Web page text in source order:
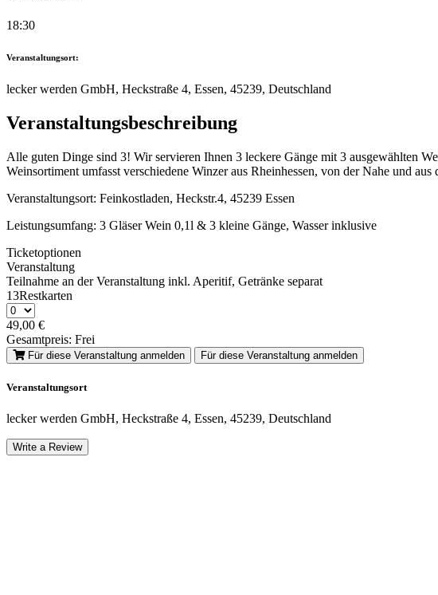
18:30
Veranstaltungsort:
lecker werden GmbH, Heckstraße 4, Essen, 45239, Deutschland
Veranstaltungsbeschreibung
Alle guten Dinge sind 3! Wir servieren Ihnen 3 leckere Gänge mit 3 ausgewählten
Weinsortiment umfasst verschiedene Winzer aus Rheinhessen, von der Nahe und aus
Veranstaltungsort: Feinkostladen, Heckstr.4, 45239 Essen
Leistungsumfang: 3 Gläser Wein 0,1l & 3 kleine Gänge, Wasser inklusive
Ticketoptionen
Veranstaltung
Teilnahme an der Veranstaltung inkl. Aperitif, Getränke separat
13Restkarten
49,00 €
Gesamtpreis: Frei
Für diese Veranstaltung anmelden Für diese Veranstaltung anmelden
Veranstaltungsort
lecker werden GmbH, Heckstraße 4, Essen, 45239, Deutschland
Write a Review